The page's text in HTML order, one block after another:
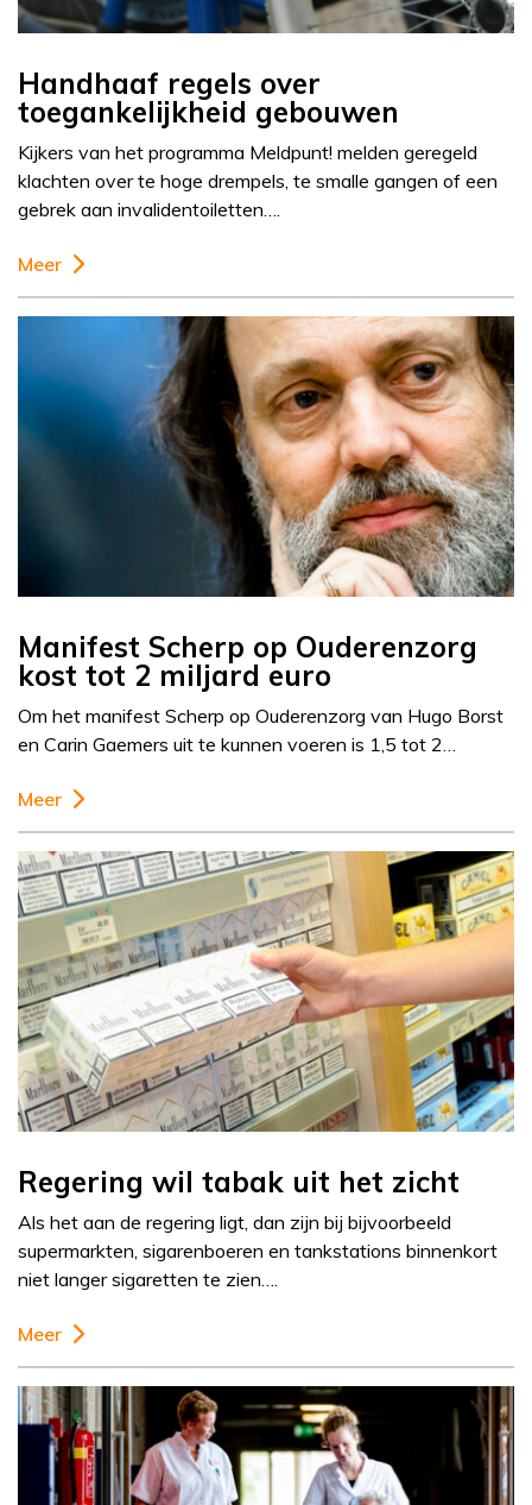
Handhaaf regels over
toegankelijkheid gebouwen
Kijkers van het programma Meldpunt! melden geregeld
klachten over te hoge drempels, te smalle gangen of een
gebrek aan invalidentoiletten….
Meer
Manifest Scherp op Ouderenzorg
kost tot 2 miljard euro
Om het manifest Scherp op Ouderenzorg van Hugo Borst
en Carin Gaemers uit te kunnen voeren is 1,5 tot 2…
Meer
Regering wil tabak uit het zicht
Als het aan de regering ligt, dan zijn bij bijvoorbeeld
supermarkten, sigarenboeren en tankstations binnenkort
niet langer sigaretten te zien….
Meer